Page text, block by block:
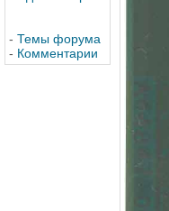
- Темы форума
- Комментарии